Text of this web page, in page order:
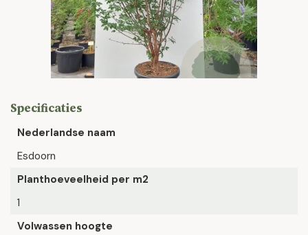
Specificaties
Nederlandse naam
Esdoorn
Planthoeveelheid per m2
1
Volwassen hoogte